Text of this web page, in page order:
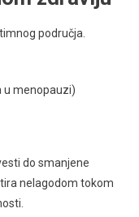
područja.
u menopauzi)
do smanjene
nelagodom tokom